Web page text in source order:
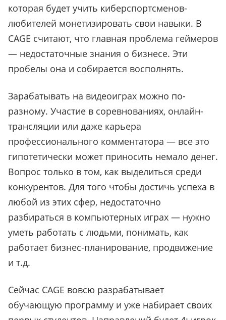
которая будет учить киберспортсменов-
любителей монетизировать свои навыки. В
CAGE считают, что главная проблема геймеров
— недостаточные знания о бизнесе. Эти
пробелы она и собирается восполнять.
Зарабатывать на видеоиграх можно по-
разному. Участие в соревнованиях, онлайн-
трансляции или даже карьера
профессионального комментатора — все это
гипотетически может приносить немало денег.
Вопрос только в том, как выделиться среди
конкурентов. Для того чтобы достичь успеха в
любой из этих сфер, недостаточно
разбираться в компьютерных играх — нужно
уметь работать с людьми, понимать, как
работает бизнес-планирование, продвижение
и т.д.
Сейчас CAGE вовсю разрабатывает
обучающую программу и уже набирает своих